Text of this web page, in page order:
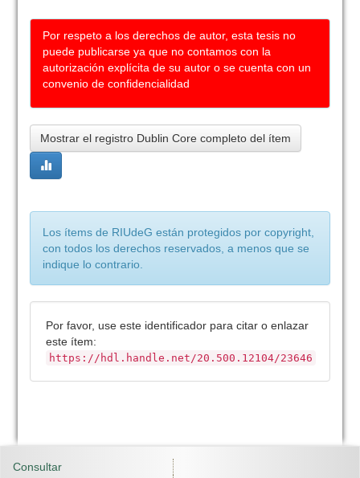
Por respeto a los derechos de autor, esta tesis no
puede publicarse ya que no contamos con la
autorización explícita de su autor o se cuenta con un
convenio de confidencialidad
Mostrar el registro Dublin Core completo del ítem
Los ítems de RIUdeG están protegidos por copyright,
con todos los derechos reservados, a menos que se
indique lo contrario.
Por favor, use este identificador para citar o enlazar
este ítem:
https://hdl.handle.net/20.500.12104/23646
Consultar